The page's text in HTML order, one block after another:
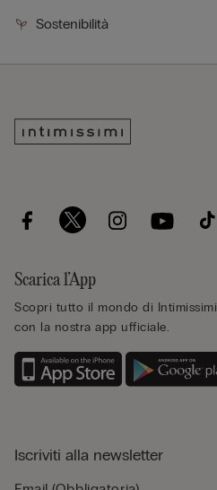
Sostenibilità
Scarica l’App
Scopri tutto il mondo di Intimissimi
con la nostra app ufficiale.
Iscriviti alla newsletter